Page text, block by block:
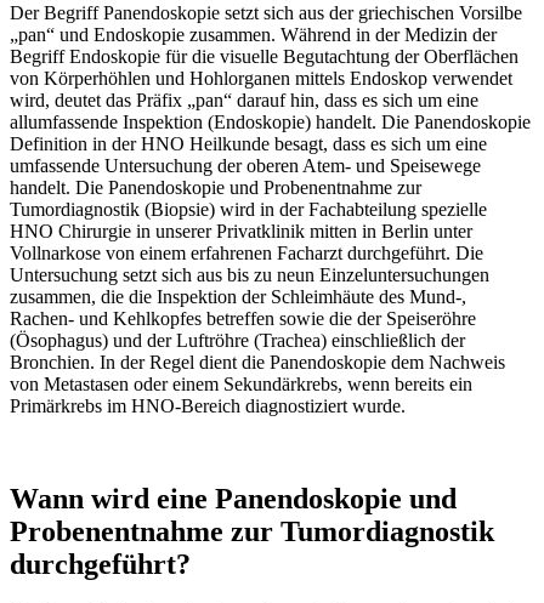
Der Begriff Panendoskopie setzt sich aus der griechischen Vorsilbe
„pan“ und Endoskopie zusammen. Während in der Medizin der
Begriff Endoskopie für die visuelle Begutachtung der Oberflächen
von Körperhöhlen und Hohlorganen mittels Endoskop verwendet
wird, deutet das Präfix „pan“ darauf hin, dass es sich um eine
allumfassende Inspektion (Endoskopie) handelt. Die Panendoskopie
Definition in der HNO Heilkunde besagt, dass es sich um eine
umfassende Untersuchung der oberen Atem- und Speisewege
handelt. Die Panendoskopie und Probenentnahme zur
Tumordiagnostik (Biopsie) wird in der Fachabteilung spezielle
HNO Chirurgie in unserer Privatklinik mitten in Berlin unter
Vollnarkose von einem erfahrenen Facharzt durchgeführt. Die
Untersuchung setzt sich aus bis zu neun Einzeluntersuchungen
zusammen, die die Inspektion der Schleimhäute des Mund-,
Rachen- und Kehlkopfes betreffen sowie die der Speiseröhre
(Ösophagus) und der Luftröhre (Trachea) einschließlich der
Bronchien. In der Regel dient die Panendoskopie dem Nachweis
von Metastasen oder einem Sekundärkrebs, wenn bereits ein
Primärkrebs im HNO-Bereich diagnostiziert wurde.
Wann wird eine Panendoskopie und
Probenentnahme zur Tumordiagnostik
durchgeführt?